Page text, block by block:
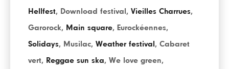
Hellfest, Download festival , Vieilles Charrues,
Garorock, Main square, Eurockéennes,
Solidays, Musilac, Weather festival , Cabaret
vert, Reggae sun ska, We love green,